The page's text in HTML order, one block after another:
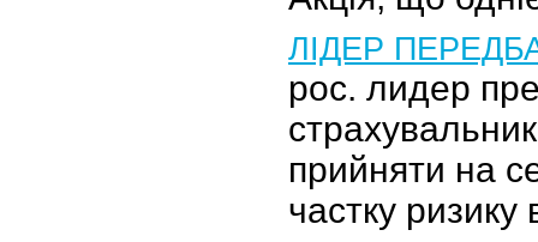
ЛІДЕР
рос. лидер
прийняти на
частку ризику